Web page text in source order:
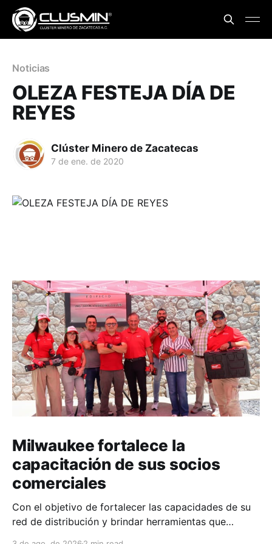
Noticias
OLEZA FESTEJA DÍA DE
REYES
Clúster Minero de Zacatecas
7 de ene. de 2020
Milwaukee fortalece la
capacitación de sus socios
comerciales
Con el objetivo de fortalecer las capacidades de su
red de distribución y brindar herramientas que